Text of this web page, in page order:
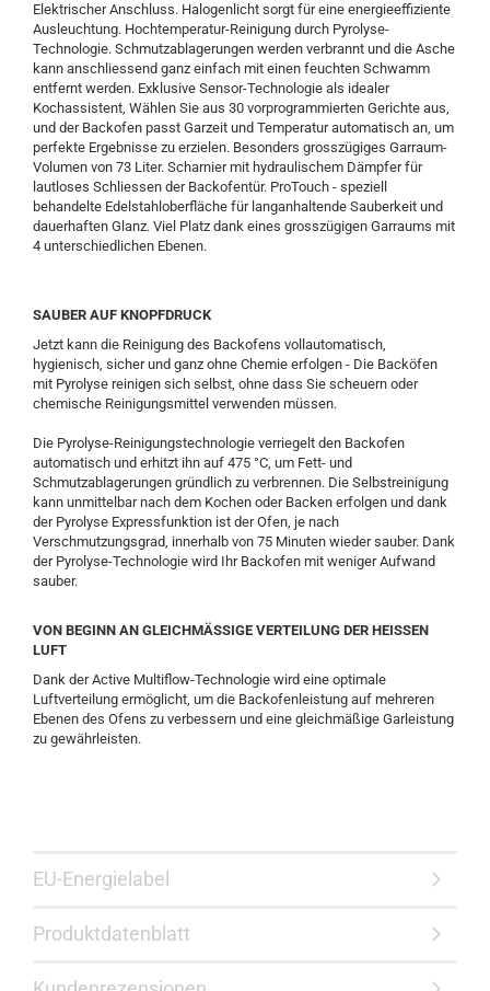
Elektrischer Anschluss. Halogenlicht sorgt für eine energieeffiziente
Ausleuchtung. Hochtemperatur-Reinigung durch Pyrolyse-
Technologie. Schmutzablagerungen werden verbrannt und die Asche
kann anschliessend ganz einfach mit einen feuchten Schwamm
entfernt werden. Exklusive Sensor-Technologie als idealer
Kochassistent, Wählen Sie aus 30 vorprogrammierten Gerichte aus,
und der Backofen passt Garzeit und Temperatur automatisch an, um
perfekte Ergebnisse zu erzielen. Besonders grosszügiges Garraum-
Volumen von 73 Liter. Scharnier mit hydraulischem Dämpfer für
lautloses Schliessen der Backofentür. ProTouch - speziell
behandelte Edelstahloberfläche für langanhaltende Sauberkeit und
dauerhaften Glanz. Viel Platz dank eines grosszügigen Garraums mit
4 unterschiedlichen Ebenen.
SAUBER AUF KNOPFDRUCK
Jetzt kann die Reinigung des Backofens vollautomatisch,
hygienisch, sicher und ganz ohne Chemie erfolgen - Die Backöfen
mit Pyrolyse reinigen sich selbst, ohne dass Sie scheuern oder
chemische Reinigungsmittel verwenden müssen.
Die Pyrolyse-Reinigungstechnologie verriegelt den Backofen
automatisch und erhitzt ihn auf 475 °C, um Fett- und
Schmutzablagerungen gründlich zu verbrennen. Die Selbstreinigung
kann unmittelbar nach dem Kochen oder Backen erfolgen und dank
der Pyrolyse Expressfunktion ist der Ofen, je nach
Verschmutzungsgrad, innerhalb von 75 Minuten wieder sauber. Dank
der Pyrolyse-Technologie wird Ihr Backofen mit weniger Aufwand
sauber.
VON BEGINN AN GLEICHMÄSSIGE VERTEILUNG DER HEISSEN
LUFT
Dank der Active Multiflow-Technologie wird eine optimale
Luftverteilung ermöglicht, um die Backofenleistung auf mehreren
Ebenen des Ofens zu verbessern und eine gleichmäßige Garleistung
zu gewährleisten.
EU-Energielabel
Produktdatenblatt